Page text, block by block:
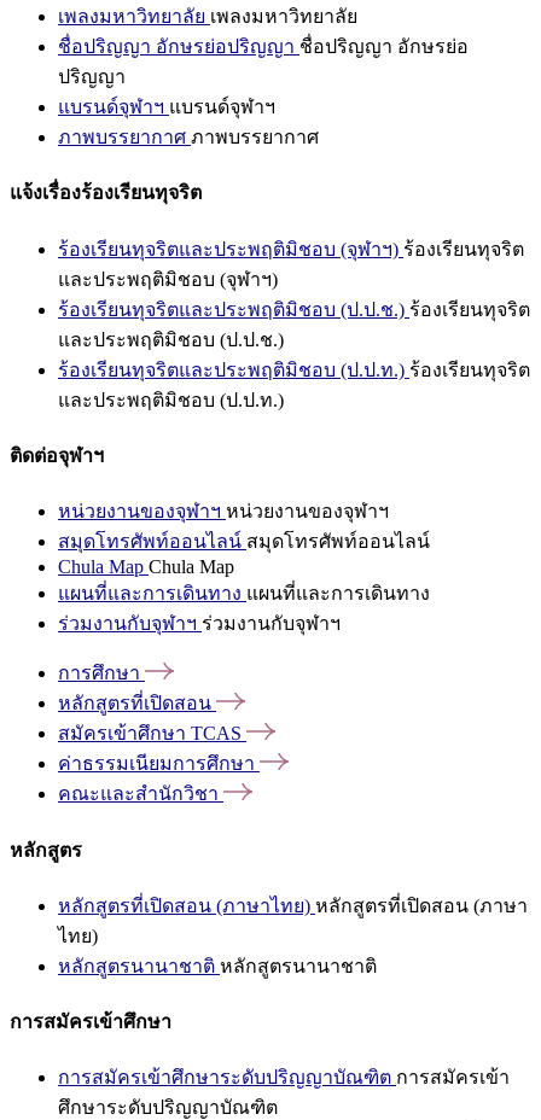
เพลงมหาวิทยาลัย เพลงมหาวิทยาลัย
ชื่อปริญญา อักษรย่อปริญญา ชื่อปริญญา อักษรย่อ
ปริญญา
แบรนด์จุฬาฯ แบรนด์จุฬาฯ
ภาพบรรยากาศ ภาพบรรยากาศ
แจ้งเรื่องร้องเรียนทุจริต
ร้องเรียนทุจริตและประพฤติมิชอบ (จุฬาฯ) ร้องเรียนทุจริต
และประพฤติมิชอบ (จุฬาฯ)
ร้องเรียนทุจริตและประพฤติมิชอบ (ป.ป.ช.) ร้องเรียนทุจริต
และประพฤติมิชอบ (ป.ป.ช.)
ร้องเรียนทุจริตและประพฤติมิชอบ (ป.ป.ท.) ร้องเรียนทุจริต
และประพฤติมิชอบ (ป.ป.ท.)
ติดต่อจุฬาฯ
หน่วยงานของจุฬาฯ หน่วยงานของจุฬาฯ
สมุดโทรศัพท์ออนไลน์ สมุดโทรศัพท์ออนไลน์
Chula Map Chula Map
แผนที่และการเดินทาง แผนที่และการเดินทาง
ร่วมงานกับจุฬาฯ ร่วมงานกับจุฬาฯ
การศึกษา
หลักสูตรที่เปิดสอน
สมัครเข้าศึกษา TCAS
ค่าธรรมเนียมการศึกษา
คณะและสำนักวิชา
หลักสูตร
หลักสูตรที่เปิดสอน (ภาษาไทย) หลักสูตรที่เปิดสอน (ภาษา
ไทย)
หลักสูตรนานาชาติ หลักสูตรนานาชาติ
การสมัครเข้าศึกษา
การสมัครเข้าศึกษาระดับปริญญาบัณฑิต การสมัครเข้า
ศึกษาระดับปริญญาบัณฑิต